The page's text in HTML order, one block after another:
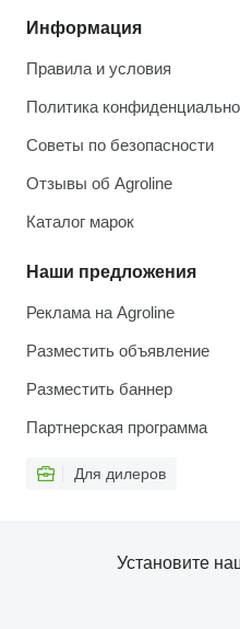
Информация
Правила и условия
Политика
Советы по безопасности
Отзывы об Agroline
Каталог марок
Наши предложения
Реклама на Agroline
Разместить объявление
Разместить баннер
Партнерская программа
Для дилеров
Установите